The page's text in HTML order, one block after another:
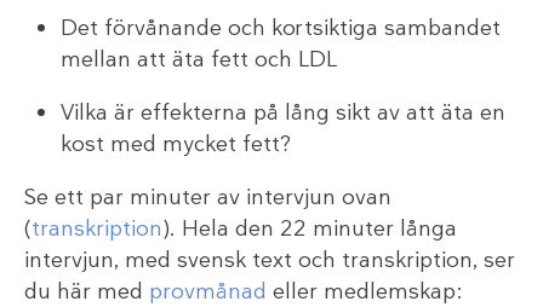
Det förvånande och kortsiktiga sambandet
mellan att äta fett och LDL
Vilka är effekterna på lång sikt av att äta en
kost med mycket fett?
Se ett par minuter av intervjun ovan
(transkription). Hela den 22 minuter långa
intervjun, med svensk text och transkription, ser
du här med provmånad eller medlemskap: